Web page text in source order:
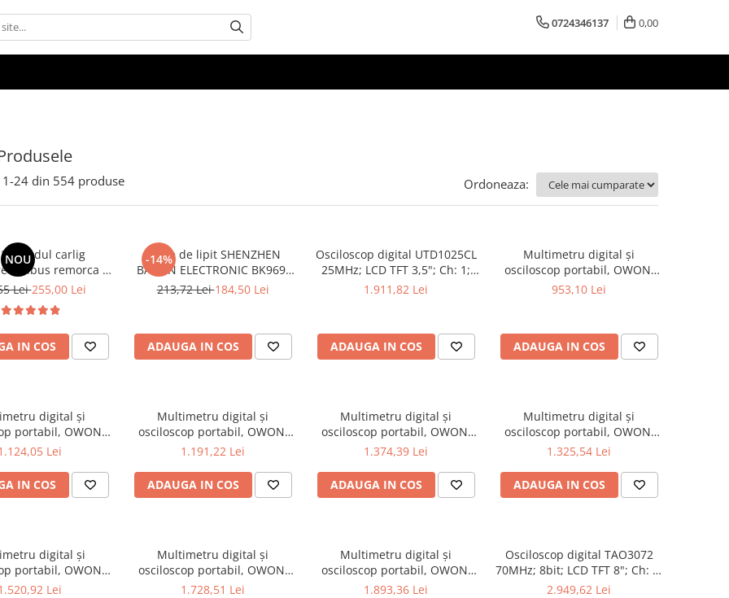
0724346137 0,00
1-24 din 554 produse Ordoneaza:
NOUmodul carlig
canbus remorca 7
12V Universal
Lei255,00 Lei
IN COS
-14%
Stație de lipit SHENZHEN
BAKON ELECTRONIC BK969,
200...480°C control analogic,
213,72 Lei184,50 Lei
ADAUGA IN COS
Osciloscop digital UTD1025CL
25MHz; LCD TFT 3,5"; Ch: 1;
250Msps; 12kpts compatibil
1.911,82 Lei
ADAUGA IN COS
Multimetru digital și
osciloscop portabil, OWON,
HDS242, 200mV-1kV, 200mA-
953,10 Lei
ADAUGA IN COS
digital și
portabil, OWON,
200mV-1kV, 200mA-
Lei
IN COS
Multimetru digital și
osciloscop portabil, OWON,
HDS272, 200mV-1kV, 200mA-
1.191,22 Lei
ADAUGA IN COS
Multimetru digital și
osciloscop portabil, OWON,
HDS272S, 200mV-1kV, 200mA-
1.374,39 Lei
ADAUGA IN COS
Multimetru digital și
osciloscop portabil, OWON,
HDS2102, 200mV-1kV, 200mA-
1.325,54 Lei
ADAUGA IN COS
digital și
portabil, OWON,
200mV-1kV,
Lei
Multimetru digital și
osciloscop portabil, OWON,
HDS2202, 200mV-1kV, 200mA-
1.728,51 Lei
Multimetru digital și
osciloscop portabil, OWON,
HDS2202S, 200mV-1kV,
1.893,36 Lei
Osciloscop digital TAO3072
70MHz; 8bit; LCD TFT 8"; Ch: 2;
1Gsps; 40Mpts sustinand
2.949,62 Lei